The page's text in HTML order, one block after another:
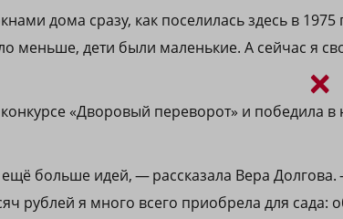
дома сразу, как поселилась здесь в 1975
меньше, дети были маленькие. А сейчас я
«Дворовый переворот» и победила
больше идей, — рассказала Вера
рублей я много всего приобрела для сада:
×